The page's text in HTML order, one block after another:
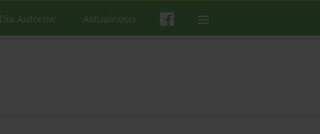
Dla Autorów Aktualności